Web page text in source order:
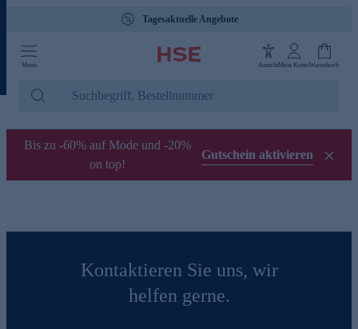
Tagesaktuelle Angebote
Menü AnsichtMein KontoWarenkorb
Bis zu -60% auf Mode und -20%
on top!
Gutschein aktivieren
Kontaktieren Sie uns, wir
helfen gerne.